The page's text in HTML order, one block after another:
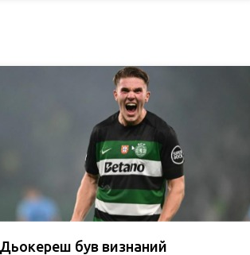
Дьокереш був визнаний